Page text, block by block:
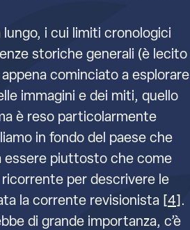
i cui limiti cronologici
storiche generali (è lecito
cominciato a esplorare
immagini e dei miti, quello
è reso particolarmente
in fondo del paese che
essere piuttosto che come
per descrivere le
la corrente revisionista [4].
di grande importanza, c’è